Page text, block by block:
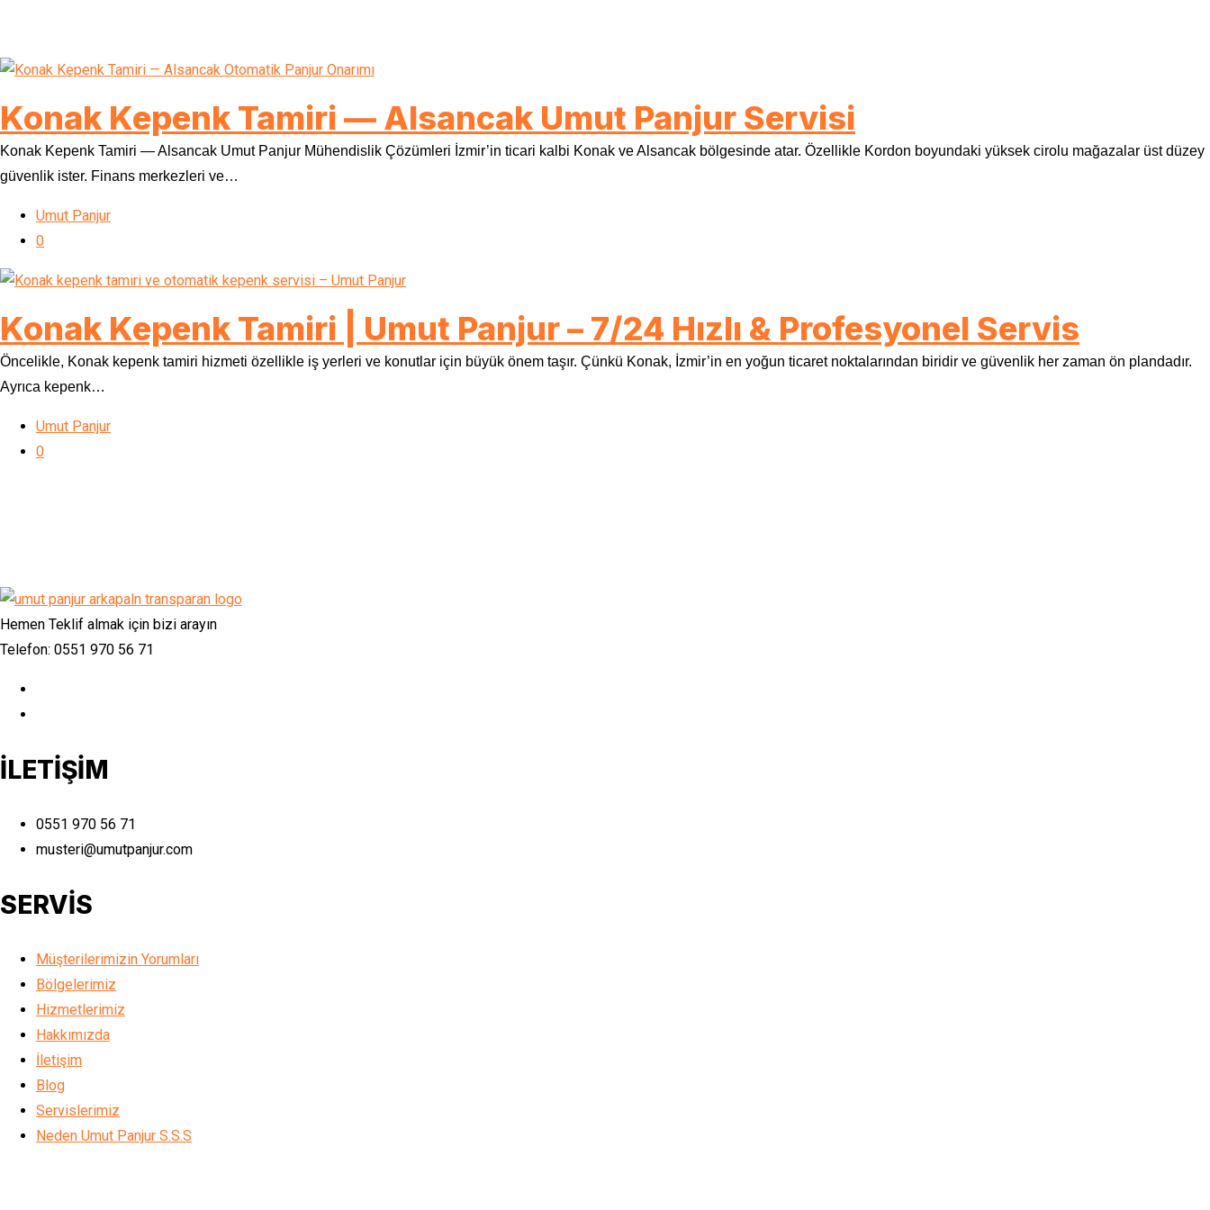
Konak Kepenk Tamiri — Alsancak Umut Panjur Servisi
Konak Kepenk Tamiri — Alsancak Umut Panjur Mühendislik Çözümleri İzmir’in ticari kalbi Konak ve Alsancak bölgesinde atar. Özellikle Kordon boyundaki yüksek cirolu mağazalar üst düzey
güvenlik ister. Finans merkezleri ve…
Umut Panjur
0
Konak Kepenk Tamiri | Umut Panjur – 7/24 Hızlı & Profesyonel Servis
Öncelikle, Konak kepenk tamiri hizmeti özellikle iş yerleri ve konutlar için büyük önem taşır. Çünkü Konak, İzmir’in en yoğun ticaret noktalarından biridir ve güvenlik her zaman ön plandadır.
Ayrıca kepenk…
Umut Panjur
0
Hemen Teklif almak için bizi arayın
Telefon: 0551 970 56 71
İLETİŞİM
0551 970 56 71
musteri@umutpanjur.com
SERVİS
Müşterilerimizin Yorumları
Bölgelerimiz
Hizmetlerimiz
Hakkımızda
İletişim
Blog
Servislerimiz
Neden Umut Panjur S.S.S